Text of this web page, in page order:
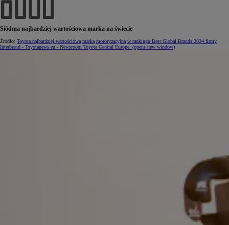
Siódma najbardziej wartościowa marka na świecie
Źródło: Toyota najbardziej wartościową marką motoryzacyjną w rankingu Best Global Brands 2024 firmy
Interbrand - Toyotanews.eu - Newsroom Toyota Central Europe. (opens new window)